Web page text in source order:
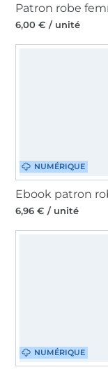
6,00 € / unité
NUMÉRIQUE
6,96 € / unité
NUMÉRIQUE